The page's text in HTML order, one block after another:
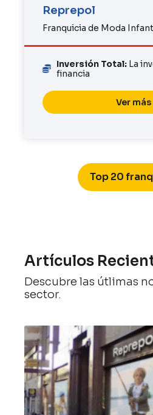
Reprepol
Franquicia de Moda
Inversión Total: La
financia
Ver más
Top 20
Artículos
Descubre las útlimas
sector.